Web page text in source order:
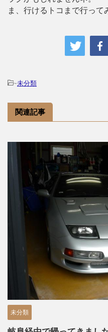
ま、行けるトコまで行っ
-未分類
関連記事
未分類